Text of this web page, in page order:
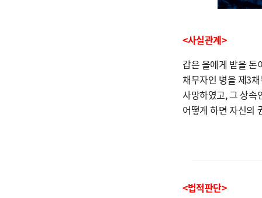
<사실관계>
갑은 을에게 받을 돈
채무자인 병을 제3
사망하였고, 그 상속
어떻게 하면 자신의
<법적판단>